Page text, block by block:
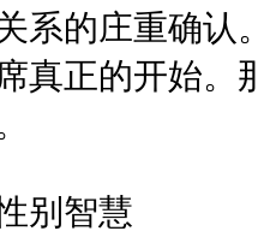
系的庄重确认
真正的开始。
别智慧